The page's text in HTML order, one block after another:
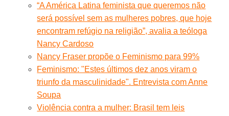
“A América Latina feminista que queremos não
será possível sem as mulheres pobres, que hoje
encontram refúgio na religião”, avalia a teóloga
Nancy Cardoso
Nancy Fraser propõe o Feminismo para 99%
Feminismo: "Estes últimos dez anos viram o
triunfo da masculinidade". Entrevista com Anne
Soupa
Violência contra a mulher: Brasil tem leis